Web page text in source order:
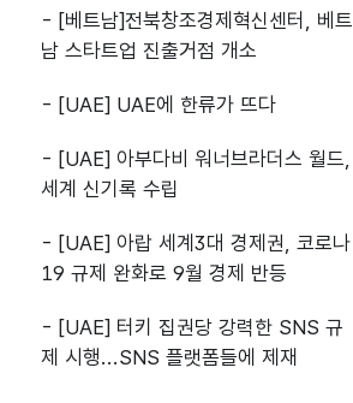
- [베트남]전북창조경제혁신센터, 베트
남 스타트업 진출거점 개소
- [UAE] UAE에 한류가 뜨다
- [UAE] 아부다비 워너브라더스 월드,
세계 신기록 수립
- [UAE] 아랍 세계3대 경제권, 코로나
19 규제 완화로 9월 경제 반등
- [UAE] 터키 집권당 강력한 SNS 규
제 시행...SNS 플랫폼들에 제재